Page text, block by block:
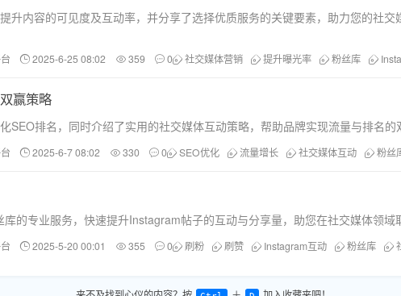
内容的可见度及互动率，并分享了选择优质服务的关键要素，助力您的社交
2025-6-25 08:02 359 0 社交媒体营销 提升曝光率 粉丝库
赢策略
排名，同时介绍了实用的社交媒体互动策略，帮助品牌实现流量与排名的
2025-6-7 08:02 330 0 SEO优化 流量增长 社交媒体互动 粉丝
的专业服务，快速提升Instagram帖子的互动与分享量，助您在社交媒体领域
2025-5-20 00:01 355 0 刷粉 刷赞 Instagram互动 粉丝库